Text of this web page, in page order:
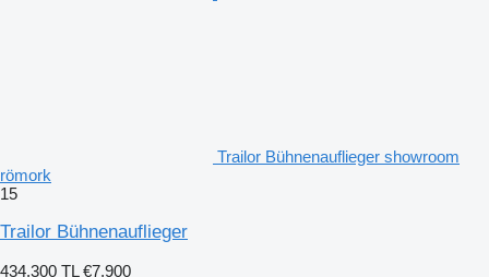
Trailor Bühnenauflieger showroom
römork
15
Trailor Bühnenauflieger
434.300 TL €7.900